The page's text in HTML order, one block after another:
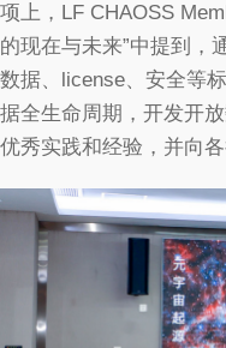
项上，LF CHAOSS
的现在与未来”中提到，
数据、license、安全等
据全生命周期，开发开
优秀实践和经验，并向各